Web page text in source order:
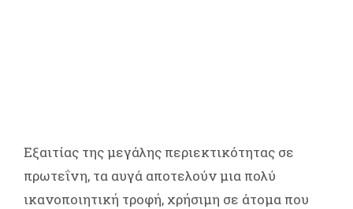
Εξαιτίας της μεγάλης περιεκτικότητας σε
πρωτεΐνη, τα αυγά αποτελούν μια πολύ
ικανοποιητική τροφή, χρήσιμη σε άτομα που